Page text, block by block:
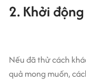
2. Khởi
Nếu đã thử cách
quả mong muốn,